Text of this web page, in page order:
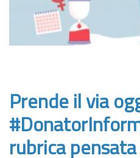
Prende il via
rubrica